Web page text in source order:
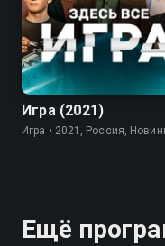
7.8
Игра (2021)
Игра • 2021, Россия,
Ещё